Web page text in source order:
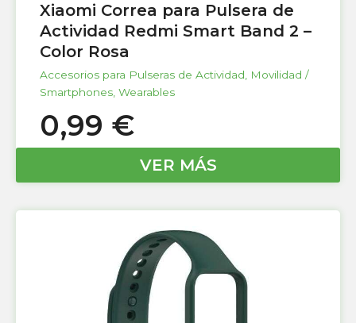
Xiaomi Correa para Pulsera de
Actividad Redmi Smart Band 2 –
Color Rosa
Accesorios para Pulseras de Actividad
Movilidad /
Smartphones Wearables
0,99 €
VER MÁS